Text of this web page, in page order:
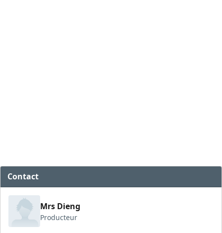
Contact
Mrs Dieng
Producteur